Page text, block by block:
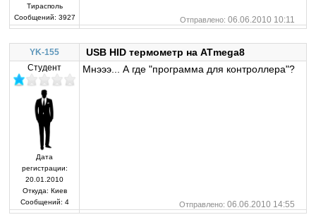
Тирасполь
Сообщений: 3927 Отправлено: 06.06.2010 10:11
YK-155 USB HID термометр на ATmega8
Студент
Дата
регистрации:
20.01.2010
Откуда: Киев
Сообщений: 4
Мнэээ... А где "программа для контроллера"?
Отправлено: 06.06.2010 14:55